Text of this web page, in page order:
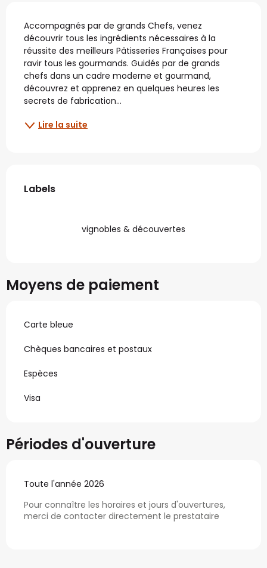
Description
Accompagnés par de grands Chefs, venez
découvrir tous les ingrédients nécessaires à la
réussite des meilleurs Pâtisseries Françaises pour
ravir tous les gourmands. Guidés par de grands
chefs dans un cadre moderne et gourmand,
découvrez et apprenez en quelques heures les
secrets de fabrication...
Lire la suite
Offres de prestations
Labels
Labels
vignobles & découvertes
Moyens de paiement
Carte bleue
Chèques bancaires et postaux
Espèces
Visa
Périodes d'ouverture
Toute l'année 2026
Pour connaître les horaires et jours d'ouvertures,
merci de contacter directement le prestataire